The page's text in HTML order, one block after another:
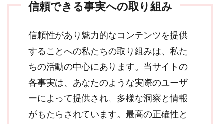
信頼できる事実への取り組み
信頼性があり魅力的なコンテンツを提供
することへの私たちの取り組みは、私た
ちの活動の中心にあります。当サイトの
各事実は、あなたのような実際のユーザ
ーによって提供され、多様な洞察と情報
がもたらされています。最高の正確性と